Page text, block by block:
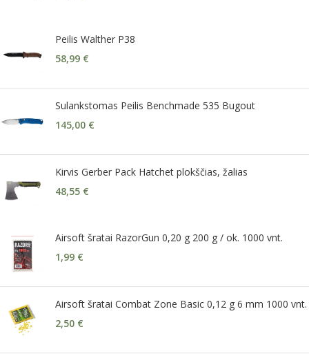
Peilis Walther P38
58,99 €
Sulankstomas Peilis Benchmade 535 Bugout
145,00 €
Kirvis Gerber Pack Hatchet plokščias, žalias
48,55 €
Airsoft šratai RazorGun 0,20 g 200 g / ok. 1000 vnt.
1,99 €
Airsoft šratai Combat Zone Basic 0,12 g 6 mm 1000 vnt.
2,50 €